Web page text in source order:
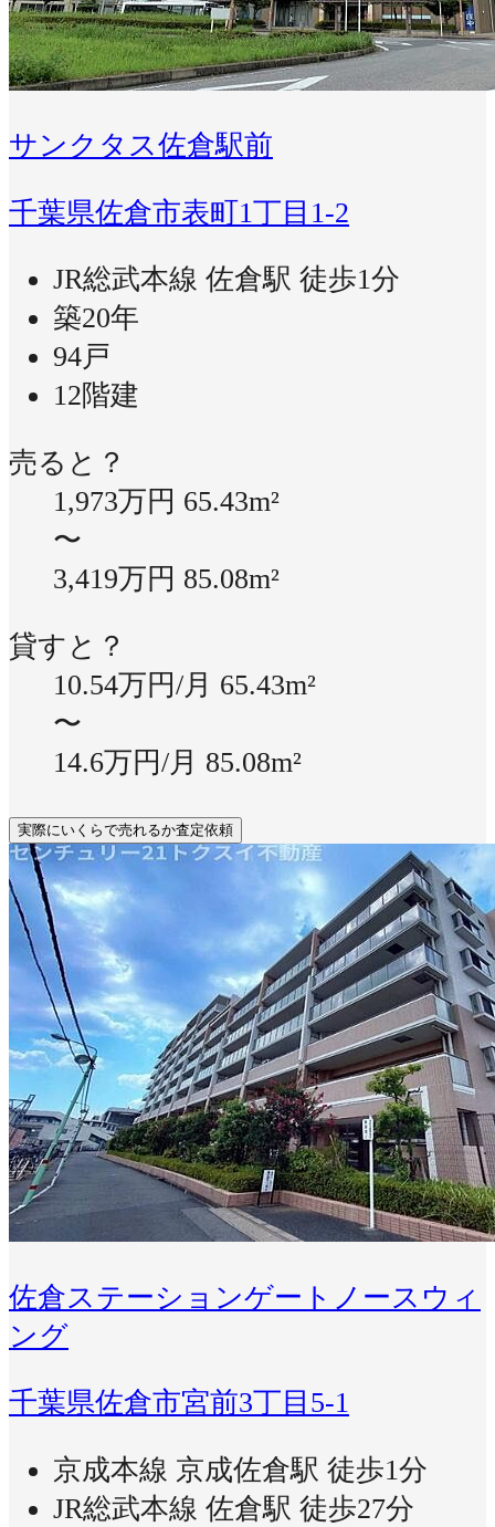
サンクタス佐倉駅前
千葉県佐倉市表町1丁目1-2
JR総武本線 佐倉駅 徒歩1分
築20年
94戸
12階建
売ると？
1,973万円 65.43m²
〜
3,419万円 85.08m²
貸すと？
10.54万円/月 65.43m²
〜
14.6万円/月 85.08m²
実際にいくらで売れるか査定依頼
佐倉ステーションゲートノースウィ
ング
千葉県佐倉市宮前3丁目5-1
京成本線 京成佐倉駅 徒歩1分
JR総武本線 佐倉駅 徒歩27分